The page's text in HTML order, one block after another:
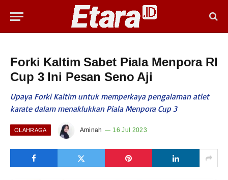
Forki Kaltim Sabet Piala Menpora RI
Cup 3 Ini Pesan Seno Aji
Upaya Forki Kaltim untuk memperkaya pengalaman atlet
karate dalam menaklukkan Piala Menpora Cup 3
OLAHRAGA Aminah 16 Jul 2023